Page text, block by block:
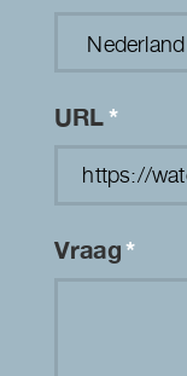
URL*
Vraag*